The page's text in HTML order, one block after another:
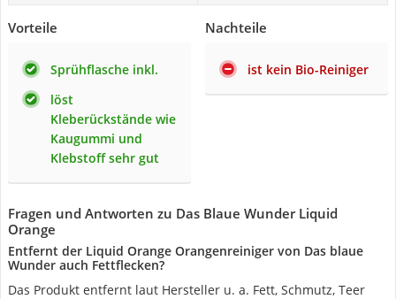
Vorteile
Sprühflasche inkl.
löst
Kleberückstände wie
Kaugummi und
Klebstoff sehr gut
Nachteile
ist kein Bio-Reiniger
Fragen und Antworten zu Das Blaue Wunder Liquid
Orange
Entfernt der Liquid Orange Orangenreiniger von Das blaue
Wunder auch Fettflecken?
Das Produkt entfernt laut Hersteller u. a. Fett, Schmutz, Teer